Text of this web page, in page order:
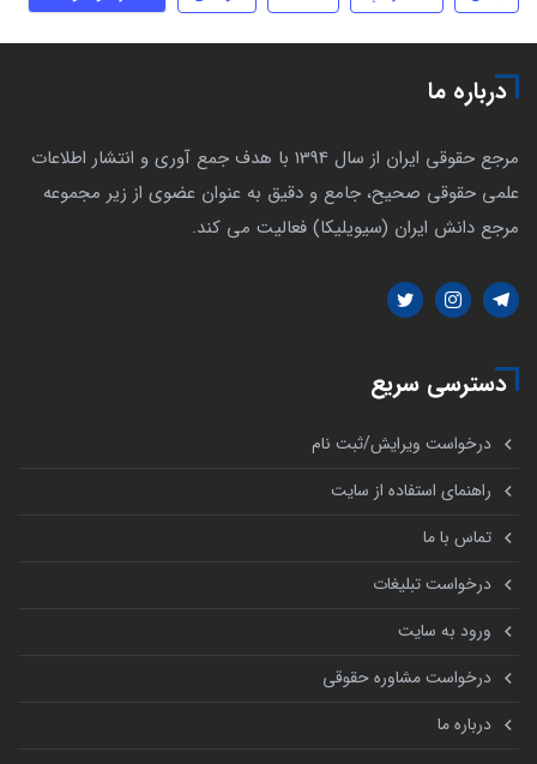
درباره ما
مرجع حقوقی ایران از سال 1394 با هدف جمع آوری و انتشار اطلاعات
علمی حقوقی صحیح، جامع و دقیق به عنوان عضوی از زیر مجموعه
مرجع دانش ایران (سیویلیکا) فعالیت می کند.
دسترسی سریع
درخواست ویرایش/ثبت نام
راهنمای استفاده از سایت
تماس با ما
درخواست تبلیغات
ورود به سایت
درخواست مشاوره حقوقی
درباره ما